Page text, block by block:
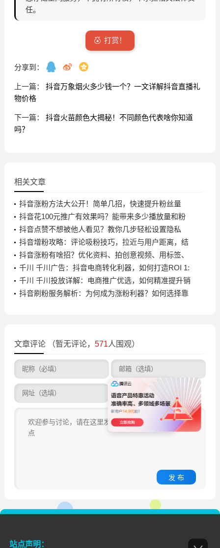
任。
打赏！
分享到：
上一篇： 抖音万象烟火多少钱一个？一文详解抖音直播礼
物价格
下一篇： 抖音火苗颜色大揭秘！不同颜色代表啥你知道
吗？
相关文章
抖音涨粉方法大公开！简单几招，快速提升粉丝量
抖音花100元推广有效果吗？能带来多少播放量和粉
丝？
抖音点赞不想被他人看见？教你几步轻松设置隐私
抖音增粉攻略：评论吸粉技巧，拉近与用户距离，结
合热点话题
抖音涨粉有啥招？优化资料、拍创意视频、用标签、
互动全搞定
千川 千川广告：抖音电商转化利器，如何打造ROI 1:
10的爆款直播间？
千川 千川投放详解：电商推广优选，如何精准提升销
量与转化？
抖音刷粉服务解析：为何成为涨粉利器？如何选择靠
文章评论 （暂无评论， 571人围观）
发 布
站点声明：